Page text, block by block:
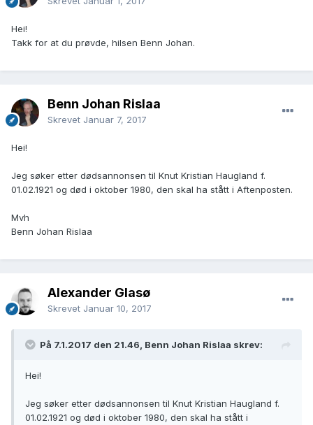
Hei!
Takk for at du prøvde, hilsen Benn Johan.
Benn Johan Rislaa
Skrevet Januar 7, 2017
Hei!
Jeg søker etter dødsannonsen til Knut Kristian Haugland f.
01.02.1921 og død i oktober 1980, den skal ha stått i Aftenposten.
Mvh
Benn Johan Rislaa
Alexander Glasø
Skrevet Januar 10, 2017
På 7.1.2017 den 21.46, Benn Johan Rislaa skrev:
Hei!
Jeg søker etter dødsannonsen til Knut Kristian Haugland f.
01.02.1921 og død i oktober 1980, den skal ha stått i